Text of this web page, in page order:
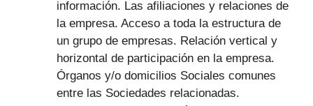
información. Las afiliaciones y relaciones de
la empresa. Acceso a toda la estructura de
un grupo de empresas. Relación vertical y
horizontal de participación en la empresa.
Órganos y/o domicilios Sociales comunes
entre las Sociedades relacionadas.